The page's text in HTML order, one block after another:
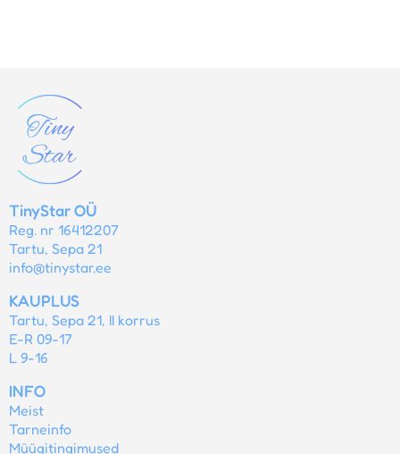
TinyStar OÜ
Reg. nr 16412207
Tartu, Sepa 21
info@tinystar.ee
KAUPLUS
Tartu, Sepa 21, II korrus
E-R 09-17
L 9-16
INFO
Meist
Tarneinfo
Müügitingimused